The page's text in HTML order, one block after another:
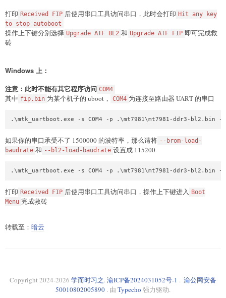
打印 Received FIP 后使用串口工具访问串口，此时会打印 Hit any key
to stop autoboot
操作上下键分别选择 Upgrade ATF BL2 和 Upgrade ATF FIP 即可完成救
砖
Windows 上：
注意：此时不能有其它程序访问 COM4
其中 fip.bin 为某个机子的 uboot， COM4 为连接至路由器 UART 的串口
如果你的串口承受不了 1500000 的波特率，那么请将 --brom-load-
baudrate 和 --bl2-load-baudrate 设置成 115200
打印 Received FIP 后使用串口工具访问串口，操作上下键进入 Boot
Menu 完成救砖
转载至： 暗云
Copyright 2024-2026 学而时习之. 渝ICP备2024031052号-1 . 渝公网安备
50010802005890 . 由 Typecho 强力驱动.